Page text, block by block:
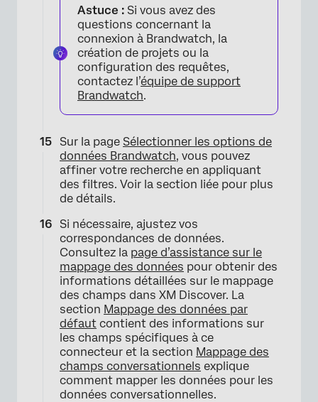
Astuce : Si vous avez des
questions concernant la
connexion à Brandwatch, la
création de projets ou la
configuration des requêtes,
contactez l’équipe de support
Brandwatch.
Sur la page Sélectionner les options de
données Brandwatch, vous pouvez
affiner votre recherche en appliquant
des filtres. Voir la section liée pour plus
de détails.
Si nécessaire, ajustez vos
correspondances de données.
Consultez la page d’assistance sur le
mappage des données pour obtenir des
informations détaillées sur le mappage
des champs dans XM Discover. La
section Mappage des données par
défaut contient des informations sur
les champs spécifiques à ce
connecteur et la section Mappage des
champs conversationnels explique
comment mapper les données pour les
données conversationnelles.